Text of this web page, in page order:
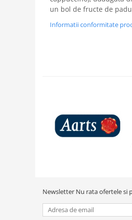
un bol de fructe de
Informatii conformitate
Newsletter Nu rata ofertele si